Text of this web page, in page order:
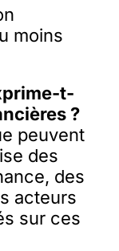
moins
t-
?
peuvent
des
des
acteurs
sur ces